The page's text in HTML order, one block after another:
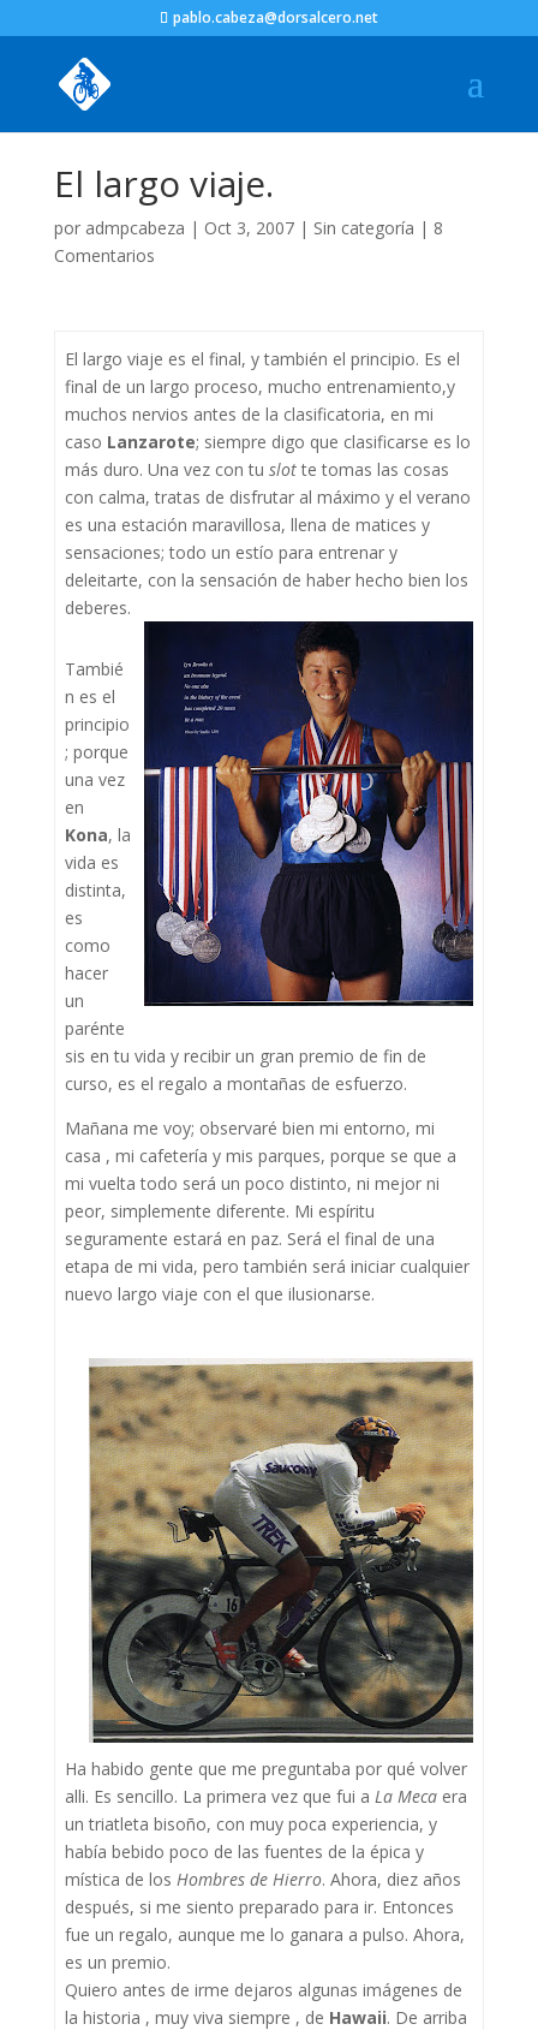
pablo.cabeza@dorsalcero.net
El largo viaje.
por admpcabeza | Oct 3, 2007| Sin categoría | 8
Comentarios
El largo viaje es el final, y también el principio. Es el
final de un largo proceso, mucho entrenamiento,y
muchos nervios antes de la clasificatoria, en mi
caso Lanzarote; siempre digo que clasificarse es lo
más duro. Una vez con tu slotte tomas las cosas
con calma, tratas de disfrutar al máximo y el verano
es una estación maravillosa, llena de matices y
sensaciones; todo un estío para entrenar y
deleitarte, con la sensación de haber hecho bien los
deberes.
Tambié
n es el
principio
; porque
una vez
en
Kona, la
vida es
distinta,
es
como
hacer
un
parénte
sis en tu vida y recibir un gran premio de fin de
curso, es el regalo a montañas de esfuerzo.
Mañana me voy; observaré bien mi entorno, mi
casa , mi cafetería y mis parques, porque se que a
mi vuelta todo será un poco distinto, ni mejor ni
peor, simplemente diferente. Mi espíritu
seguramente estará en paz. Será el final de una
etapa de mi vida, pero también será iniciar cualquier
nuevo largo viaje con el que ilusionarse.
Ha habido gente que me preguntaba por qué volver
alli. Es sencillo. La primera vez que fui a La Meca era
un triatleta bisoño, con muy poca experiencia, y
había bebido poco de las fuentes de la épica y
mística de los Hombres de Hierro. Ahora, diez años
después, si me siento preparado para ir. Entonces
fue un regalo, aunque me lo ganara a pulso. Ahora,
es un premio.
Quiero antes de irme dejaros algunas imágenes de
la historia , muy viva siempre , de Hawaii. De arriba